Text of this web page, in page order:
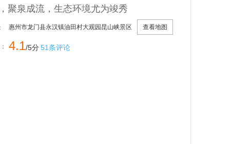
聚泉成流，生态环境尤为竣秀
惠州市龙门县永汉镇油田村大观园昆山峡景区 查看地图
4.1/5分51条评论